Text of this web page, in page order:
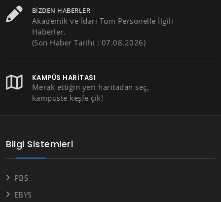
BIZDEN HABERLER
Akademik ve İdari Tüm Personelle İlgili
Haberler.
(Son Haber Tarihi : 07.08.2026)
KAMPÜS HARITASI
Merak ettiğin yeri haritadan seç,
kampüste keşfe çık!
Bilgi Sistemleri
PBS
EBYS